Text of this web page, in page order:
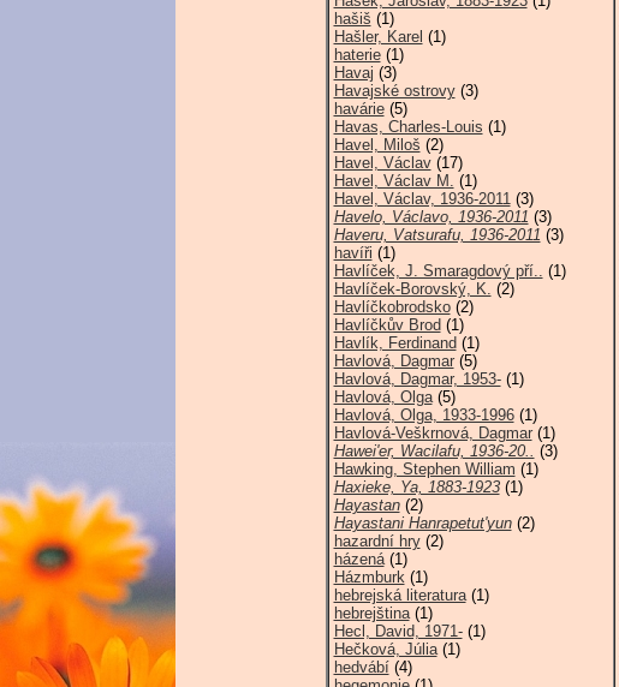
hašiš (1)
Hašler, Karel (1)
haterie(1)
Havaj (3)
Havajské ostrovy(3)
havárie(5)
Havas, Charles-Louis (1)
Havel, Miloš (2)
Havel, Václav(17)
Havel, Václav M. (1)
Havel, Václav, 1936-2011(3)
Havelo, Václavo, 1936-2011 (3)
Haveru, Vatsurafu, 1936-2011 (3)
havíři (1)
Havlíček, J. Smaragdový pří.. (1)
Havlíček-Borovský, K. (2)
Havlíčkobrodsko(2)
Havlíčkův Brod (1)
Havlík, Ferdinand (1)
Havlová, Dagmar(5)
Havlová, Dagmar, 1953-(1)
Havlová, Olga(5)
Havlová, Olga, 1933-1996(1)
Havlová-Veškrnová, Dagmar(1)
Hawei'er, Wacilafu, 1936-20.. (3)
Hawking, Stephen William (1)
Haxieke, Ya, 1883-1923(1)
Hayastan(2)
Hayastani Hanrapetut'yun(2)
hazardní hry(2)
házená(1)
Házmburk(1)
hebrejská literatura(1)
hebrejština(1)
Hecl, David, 1971-(1)
Hečková, Júlia(1)
hedvábí(4)